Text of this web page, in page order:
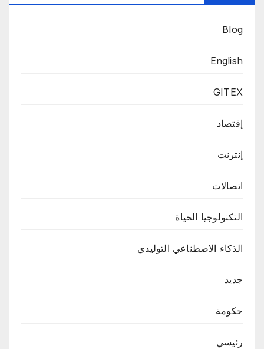
Blog
English
GITEX
إقتصاد
إنترنت
اتصالات
التكنولوجيا الحياة
الذكاء الاصطناعي التوليدي
جديد
حكومة
رئيسي